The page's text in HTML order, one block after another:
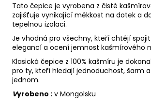
Tato čepice je vyrobena z čisté
zajišťuje vynikající měkkost na dotek a
tepelnou izolaci.
Je vhodná pro všechny, kteří chtějí
elegancí a ocení jemnost kašmírového
Klasická čepice z 100% kašmíru je
pro ty, kteří hledají jednoduchost, šarm
jednom.
Vyrobeno : v Mongolsku